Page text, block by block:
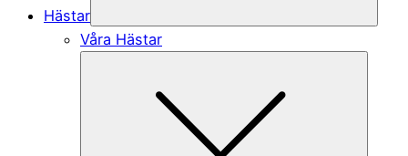
Hästar
Våra Hästar